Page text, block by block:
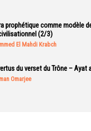
prophétique comme modèle
(2/3)
El Mahdi Krabch
du verset du Trône – Ayat
Omarjee